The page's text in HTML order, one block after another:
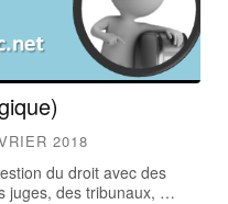
2018
du droit avec des
juges, des tribunaux, …